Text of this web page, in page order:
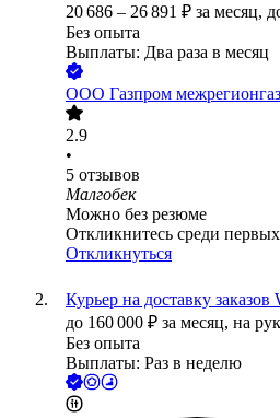
20 686 – 26 891 ₽ за месяц,
Без опыта
Выплаты: Два раза в месяц
ООО Газпром
2.9
•
5 отзывов
Малгобек
Можно без резюме
Откликнитесь среди первых
Откликнуться
Курьер на доставку заказов
до 160 000 ₽ за месяц, на
Без опыта
Выплаты: Раз в неделю